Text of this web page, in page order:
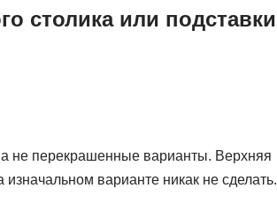
столика или подставки
не перекрашенные варианты. Верхняя
варианте никак не сделать.